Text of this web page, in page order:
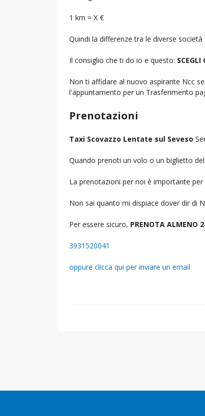
1 km = X €
Quindi la differenze tra le diverse
Il consiglio che ti do io e questo: SCEGLI
Non ti affidare al nuovo aspirante Ncc
l'appuntamento per un Trasferimento
Prenotazioni
Taxi Scovazzo Lentate sul Seveso
Quando prenoti un volo o un biglietto
La prenotazioni per noi è importante
Non sai quanto mi dispiace dover dir di
Per essere sicuro, PRENOTA ALMENO
3931520041
oppure clicca qui per inviare un email